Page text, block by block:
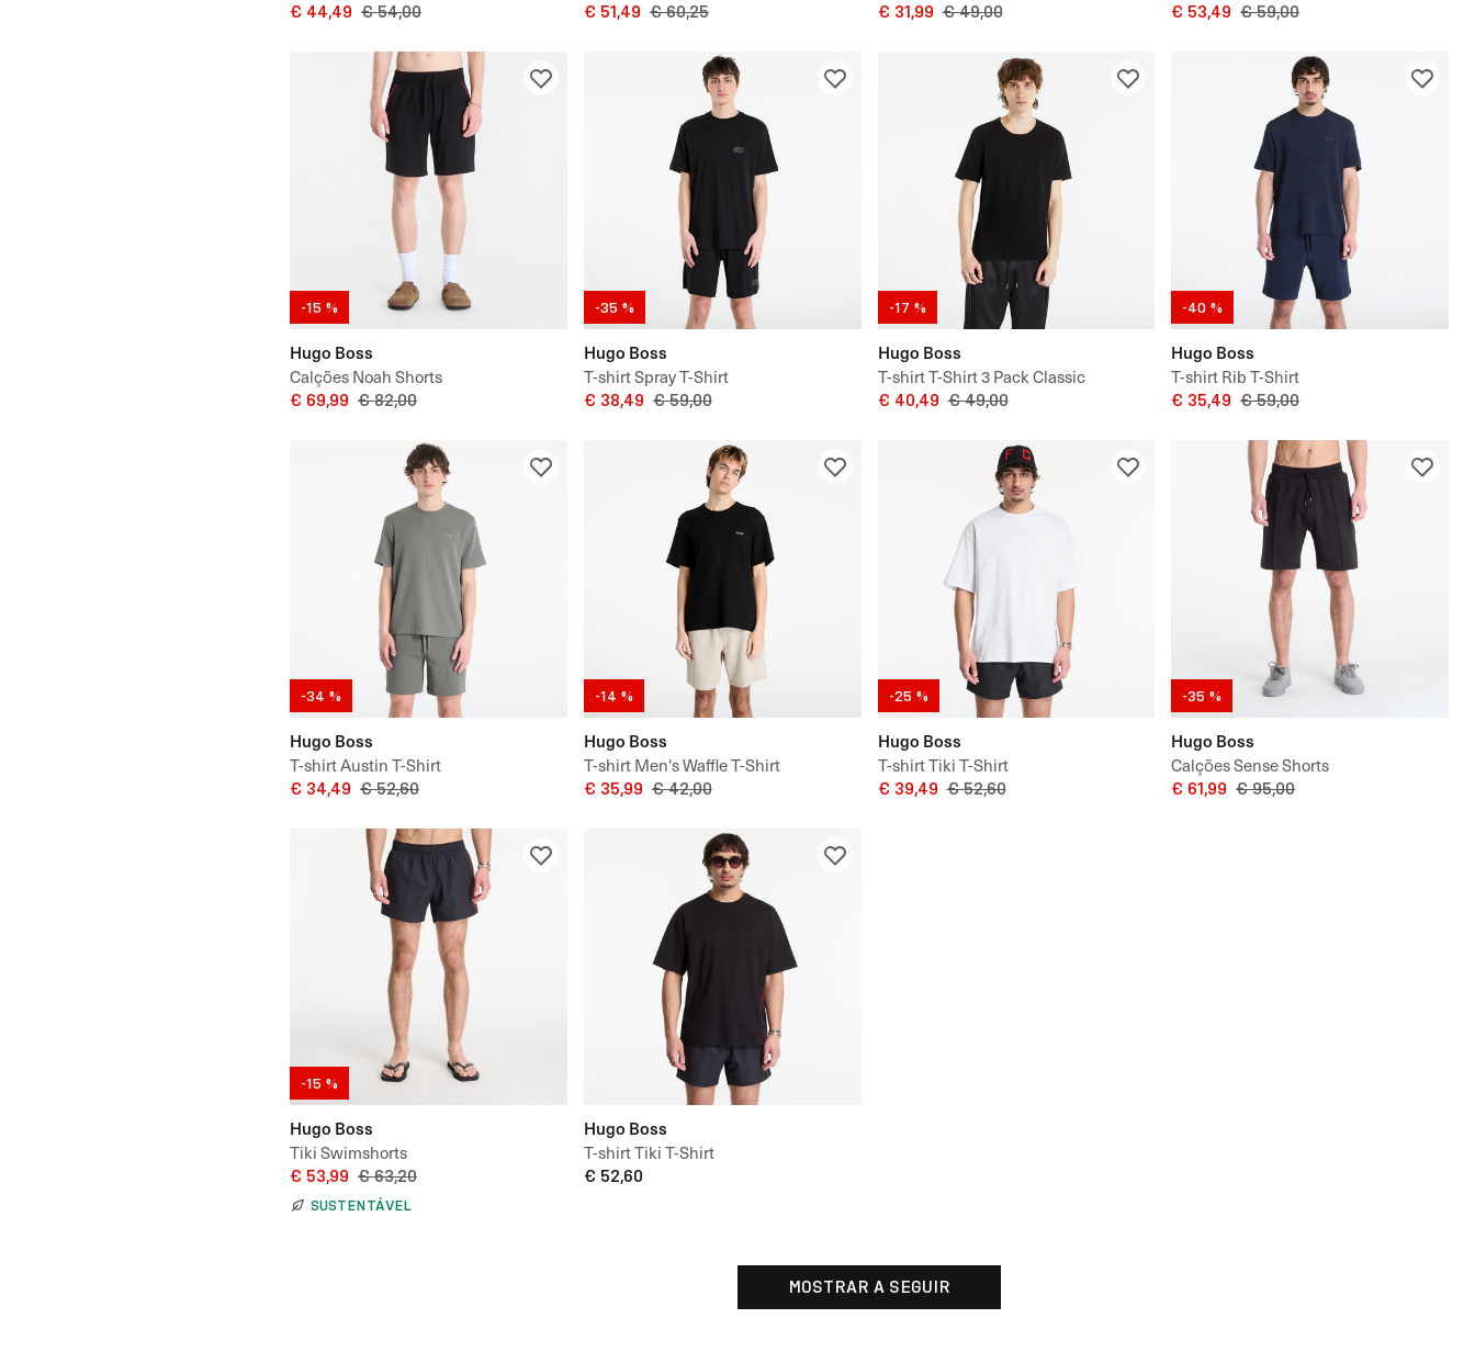
€ 44,49 € 54,00 € 51,49 € 60,25 € 31,99 € 49,00 € 53,49 € 59,00
-15 %
Hugo Boss
Calções Noah Shorts
€ 69,99 € 82,00
-35 %
Hugo Boss
T-shirt Spray T-Shirt
€ 38,49 € 59,00
-17 %
Hugo Boss
T-shirt T-Shirt 3 Pack Classic
€ 40,49 € 49,00
-40 %
Hugo Boss
T-shirt Rib T-Shirt
€ 35,49 € 59,00
-34 %
Hugo Boss
T-shirt Austin T-Shirt
€ 34,49 € 52,60
-14 %
Hugo Boss
T-shirt Men's Waffle T-Shirt
€ 35,99 € 42,00
-25 %
Hugo Boss
T-shirt Tiki T-Shirt
€ 39,49 € 52,60
-35 %
Hugo Boss
Calções Sense Shorts
€ 61,99 € 95,00
-15 %
Hugo Boss
Tiki Swimshorts
€ 53,99 € 63,20
SUSTENTÁVEL
Hugo Boss
T-shirt Tiki T-Shirt
€ 52,60
MOSTRAR A SEGUIR